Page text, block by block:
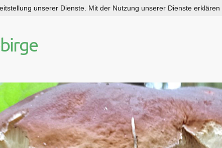
unserer Dienste. Mit der Nutzung unserer Dienste